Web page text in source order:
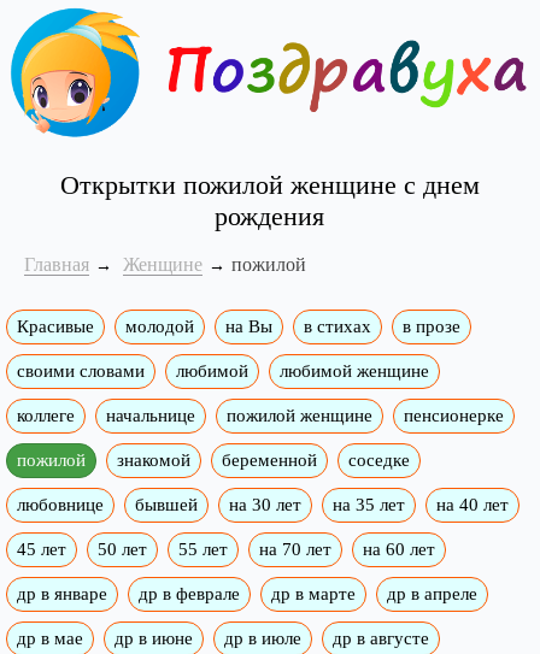
Открытки пожилой женщине с днем
рождения
Главная Женщине пожилой
Красивые молодой на Вы в стихах в прозе
своими словами любимой любимой женщине
коллеге начальнице пожилой женщине пенсионерке
пожилой знакомой беременной соседке
любовнице бывшей на 30 лет на 35 лет на 40 лет
45 лет 50 лет 55 лет на 70 лет на 60 лет
др в январе др в феврале др в марте др в апреле
др в мае др в июне др в июле др в августе